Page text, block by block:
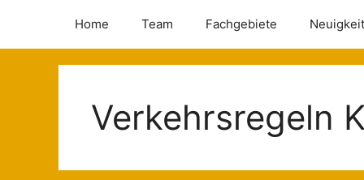
Home Team Fachgebiete
Verkehrsregeln